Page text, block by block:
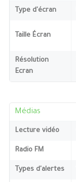
Type d'écran
Taille Écran
Résolution
Ecran
Médias
Lecture vidéo
Radio FM
Types d'alertes